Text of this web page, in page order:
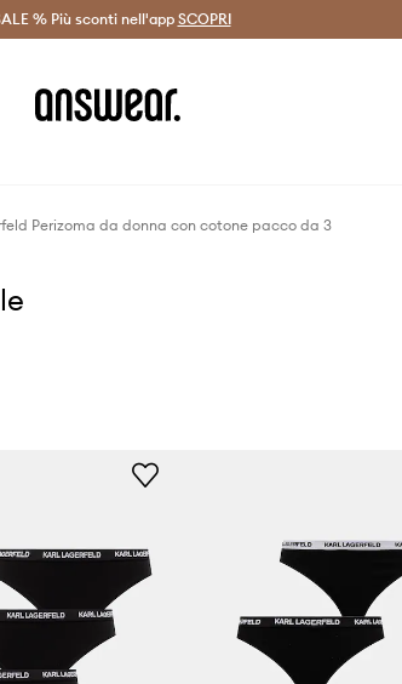
Spedizione entro 24 ore >
% Più sconti nell'appSCOPRI
Perizoma da donna con cotone pacco da 3